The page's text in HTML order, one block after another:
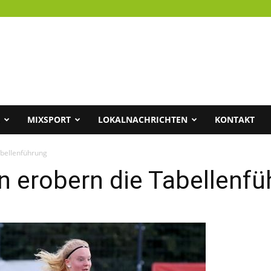
MIXSPORT LOKALNACHRICHTEN KONTAKT
erobern die